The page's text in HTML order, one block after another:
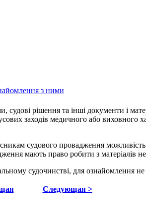
з ними
рішення та інші документи і
заходів медичного або виховного
судового провадження
мають право робити з матеріалів
судочинстві, для ознайомлення
Следующая >